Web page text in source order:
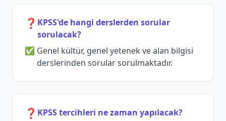
❓ KPSS'de hangi derslerden sorular
sorulacak?
Genel kültür, genel yetenek ve alan bilgisi
derslerinden sorular sorulmaktadır.
❓ KPSS tercihleri ne zaman yapılacak?